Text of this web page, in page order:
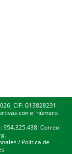
CIF: G13828231.
con el número
954.325.438. Correo
/Política de